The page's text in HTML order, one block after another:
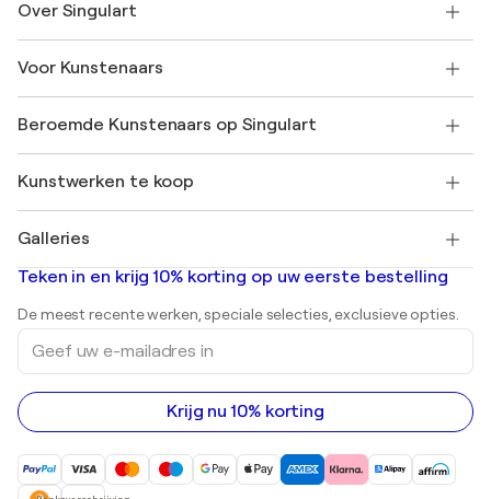
Verzenden
SINGULART Cadeaubon
Neem deel aan ons handelsprogramma
Mijn Account
+31 20 241 4758
Over Singulart
Veelgestelde Vragen
Singulart Magazine
Werken bij SINGULART
Ontdek gecureerde originele kunst
Voor Kunstenaars
Inloggen als Artiest
Beroemde Kunstenaars op Singulart
Marc Chagall
Banksy
Mr. Brainwash
Shepard Fairey
Kunstwerken te koop
Abstracte schilderijen te koop
Landschapsschilderijen
Beelden
Acrylverfschilderijen
Galleries
Kunstgaleries in Nederland
Teken in en krijg 10% korting op uw eerste bestelling
De meest recente werken, speciale selecties, exclusieve opties.
Geef
uw
e-
mailadres
in
Krijg nu 10% korting